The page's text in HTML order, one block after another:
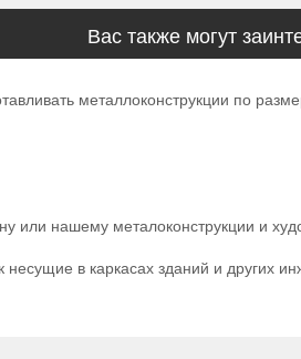
Вас также могут
металлоконструкции по
нашему металоконструкции и
в каркасах зданий и других